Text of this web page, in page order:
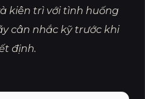
kiên trì với tình huống
cân nhắc kỹ trước khi
định.